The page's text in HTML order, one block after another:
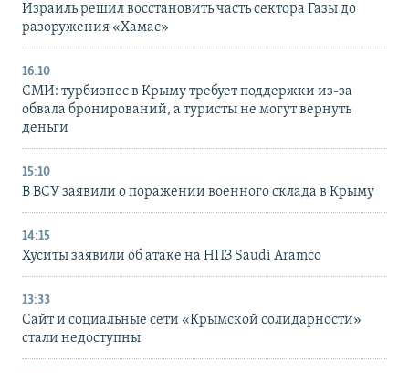
Израиль решил восстановить часть сектора Газы до
разоружения «Хамас»
16:10
СМИ: турбизнес в Крыму требует поддержки из-за
обвала бронирований, а туристы не могут вернуть
деньги
15:10
В ВСУ заявили о поражении военного склада в Крыму
14:15
Хуситы заявили об атаке на НПЗ Saudi Aramco
13:33
Сайт и социальные сети «Крымской солидарности»
стали недоступны